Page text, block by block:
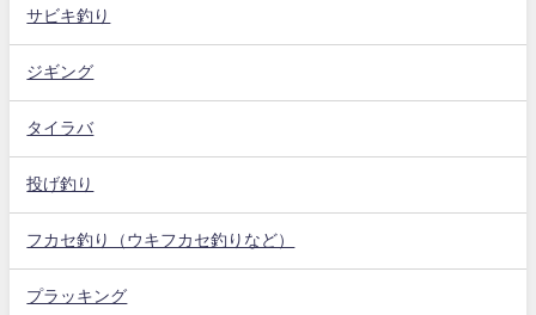
サビキ釣り
ジギング
タイラバ
投げ釣り
フカセ釣り（ウキフカセ釣りなど）
プラッキング